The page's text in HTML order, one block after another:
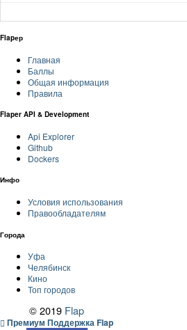
Flapер
Главная
Баллы
Общая информация
Правила
Flaper API & Development
Api Explorer
Github
Dockers
Инфо
Условия использования
Правообладателям
Города
Уфа
Челябинск
Кино
Топ городов
© 2019 Flap
Премиум Поддержка Flap